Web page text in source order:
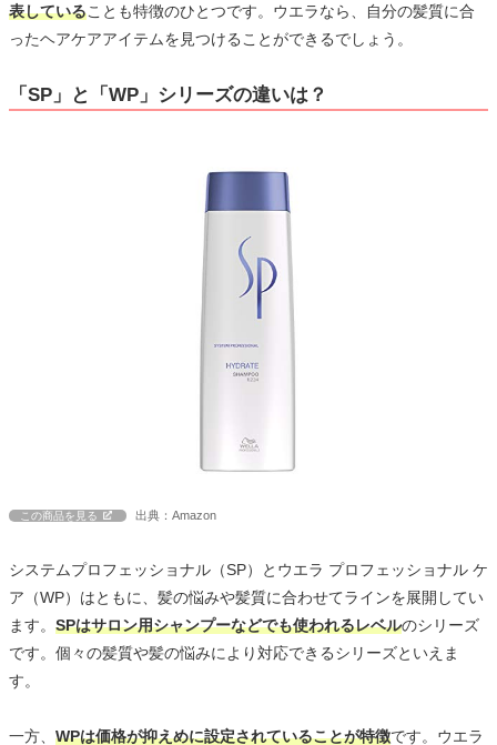
表していることも特徴のひとつです。ウエラなら、自分の髪質に合
ったヘアケアアイテムを見つけることができるでしょう。
「SP」と「WP」シリーズの違いは？
この商品を見る 出典：Amazon
システムプロフェッショナル（SP）とウエラ プロフェッショナル ケ
ア（WP）はともに、髪の悩みや髪質に合わせてラインを展開してい
ます。 SPはサロン用シャンプーなどでも使われるレベルのシリーズ
です。個々の髪質や髪の悩みにより対応できるシリーズといえま
す。
一方、 WPは価格が抑えめに設定されていることが特徴です。ウエラ